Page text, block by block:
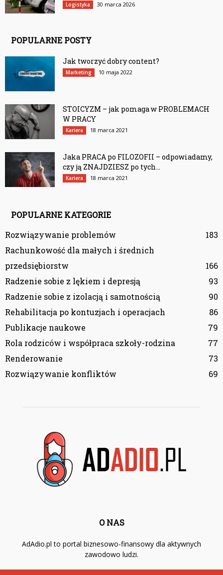
Logistyka 30 marca 2026
POPULARNE POSTY
Jak tworzyć dobry content?
Marketing 10 maja 2022
STOICYZM – jak pomaga w PROBLEMACH
W PRACY
Kariera 18 marca 2021
Jaka PRACA po FILOZOFII – odpowiadamy,
czy ją ZNAJDZIESZ po tych...
Kariera 18 marca 2021
POPULARNE KATEGORIE
Rozwiązywanie problemów
183
Rachunkowość dla małych i średnich
przedsiębiorstw
166
Radzenie sobie z lękiem i depresją
93
Radzenie sobie z izolacją i samotnością
90
Rehabilitacja po kontuzjach i operacjach
86
Publikacje naukowe
79
Rola rodziców i współpraca szkoły-rodzina
77
Renderowanie
73
Rozwiązywanie konfliktów
69
O NAS
AdAdio.pl to portal biznesowo-finansowy dla aktywnych
zawodowo ludzi.